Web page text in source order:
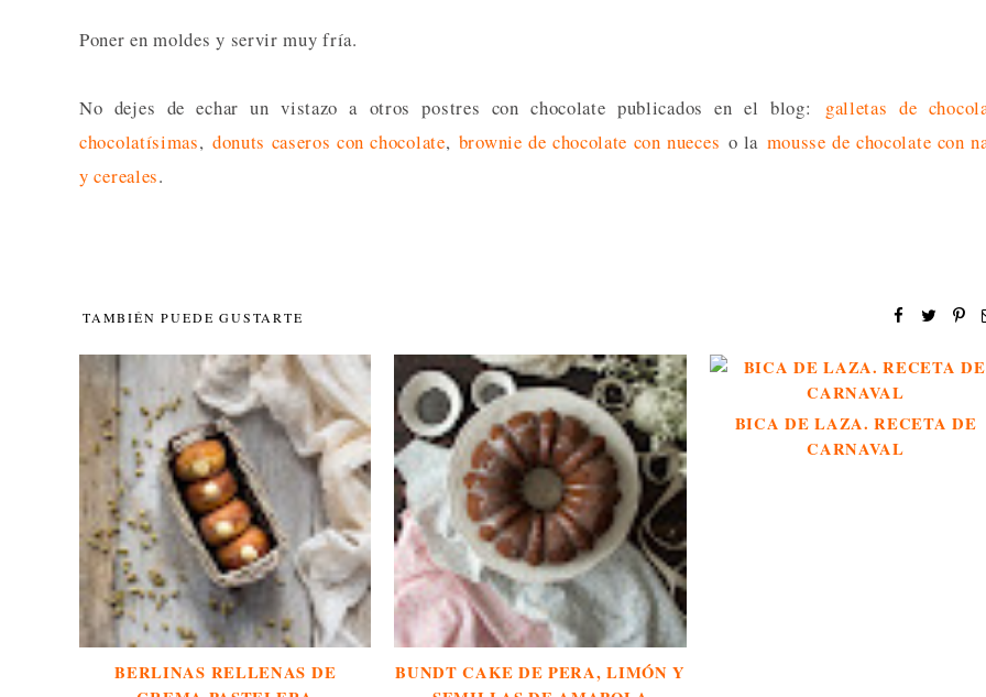
Poner en moldes y servir muy fría.
No dejes de echar un vistazo a otros postres con chocolate publicados en el blog: galletas de
chocolatísimas, donuts caseros con chocolate, brownie de chocolate con nueces o la mousse de chocolate con
y cereales.
TAMBIÉN PUEDE GUSTARTE
BERLINAS RELLENAS DE
BUNDT CAKE DE PERA, LIMÓN Y
BICA DE LAZA. RECETA DE
CARNAVAL